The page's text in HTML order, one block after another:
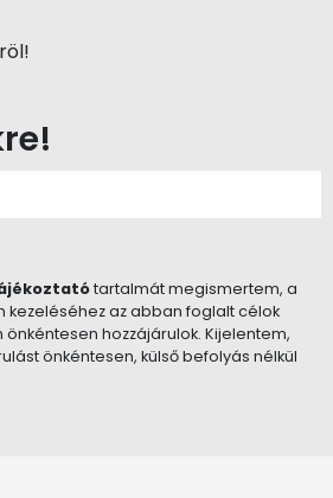
tartalmát megismertem, a
kezeléséhez az abban foglalt célok
hozzájárulok. Kijelentem,
önkéntesen, külső befolyás nélkül